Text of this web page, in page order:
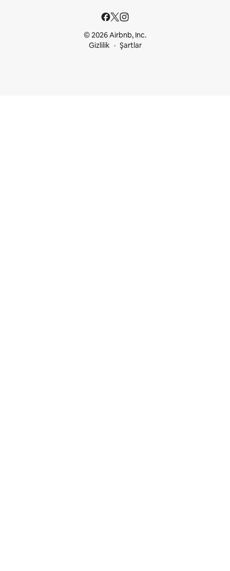
© 2026 Airbnb, Inc.
Gizlilik
Şartlar